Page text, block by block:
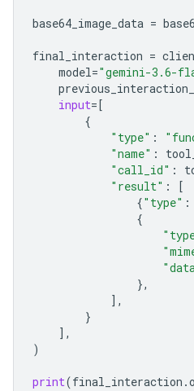
base64_image_data =
final_interaction =
model="gemini-3.6-
input= [
{
"type" :
"name" :
"call_id" :
"result" :
[
{"type" :
{
},
],
}
],
)
print(final_interaction .